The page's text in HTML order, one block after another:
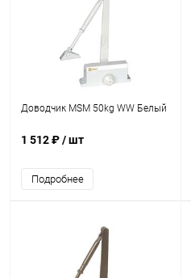
Доводчик MSM 50kg WW Белый
1 512 ₽/ шт
Подробнее